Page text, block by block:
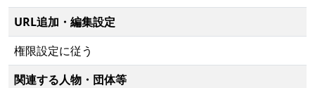
URL追加・編集設定
権限設定に従う
関連する人物・団体等